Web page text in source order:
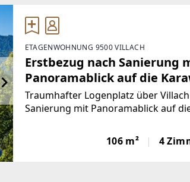
ETAGENWOHNUNG 9500 VILLACH
Erstbezug nach Sanierung
Panoramablick auf die
Traumhafter Logenplatz über
Sanierung mit Panoramablick auf
Diese hochwertig neu sanierte 4-
der begehrten Völkendorferstraße
106 m² 4